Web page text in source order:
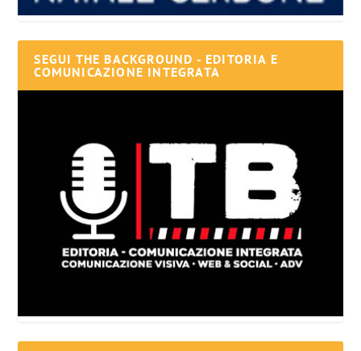
SEGUI THE BACKGROUND - EDITORIA E
COMUNICAZIONE INTEGRATA